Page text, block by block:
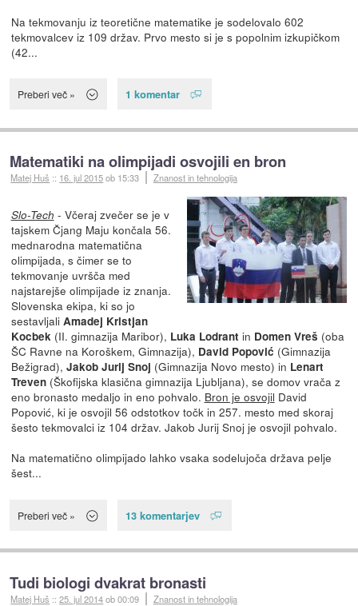
Na tekmovanju iz teoretične matematike je sodelovalo 602
tekmovalcev iz 109 držav. Prvo mesto si je s popolnim izkupičkom
(42...
Preberi več » 1 komentar
Matematiki na olimpijadi osvojili en bron
Matej Huš :: 16. jul 2015ob 15:33 Znanost in tehnologija
Slo-Tech - Včeraj zvečer se je v
tajskem Čjang Maju končala 56.
mednarodna matematična
olimpijada, s čimer se to
tekmovanje uvršča med
najstarejše olimpijade iz znanja.
Slovenska ekipa, ki so jo
sestavljali Amadej Kristjan
Kocbek(II. gimnazija Maribor), Luka Lodrant in Domen Vreš (oba
ŠC Ravne na Koroškem, Gimnazija), David Popović (Gimnazija
Bežigrad), Jakob Jurij Snoj (Gimnazija Novo mesto) in Lenart
Treven(Škofijska klasična gimnazija Ljubljana), se domov vrača z
eno bronasto medaljo in eno pohvalo. Bron je osvojil David
Popović, ki je osvojil 56 odstotkov točk in 257. mesto med skoraj
šesto tekmovalci iz 104 držav. Jakob Jurij Snoj je osvojil pohvalo.
Na matematično olimpijado lahko vsaka sodelujoča država pelje
šest...
Preberi več » 13 komentarjev
Tudi biologi dvakrat bronasti
Matej Huš ::25. jul 2014ob 00:09 Znanost in tehnologija